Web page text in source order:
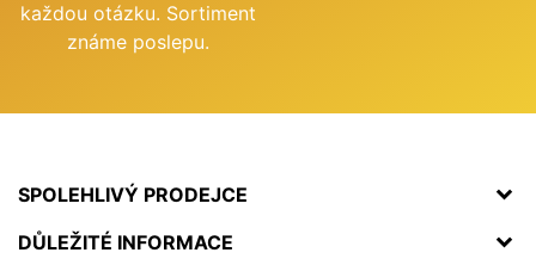
každou otázku. Sortiment
známe poslepu.
SPOLEHLIVÝ PRODEJCE
DŮLEŽITÉ INFORMACE